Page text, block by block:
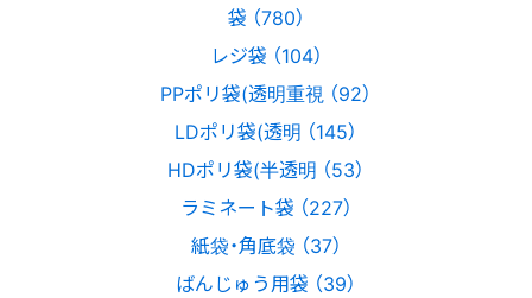
袋 （780）
レジ袋 （104）
PPポリ袋(透明重視 （92）
LDポリ袋(透明 （145）
HDポリ袋(半透明 （53）
ラミネート袋 （227）
紙袋・角底袋 （37）
ばんじゅう用袋 （39）